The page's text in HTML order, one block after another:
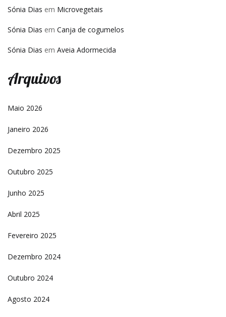
Sónia Dias em Microvegetais
Sónia Dias em Canja de cogumelos
Sónia Dias em Aveia Adormecida
Arquivos
Maio 2026
Janeiro 2026
Dezembro 2025
Outubro 2025
Junho 2025
Abril 2025
Fevereiro 2025
Dezembro 2024
Outubro 2024
Agosto 2024